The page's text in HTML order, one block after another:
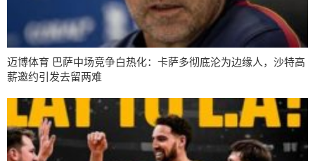
迈博体育 巴萨中场竞争白热化：卡萨多彻底沦为边缘人，沙特高
薪邀约引发去留两难